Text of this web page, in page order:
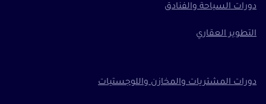
دورات السياحة والفنادق
التطوير العقاري
دورات المشتريات والمخازن واللوجستيات